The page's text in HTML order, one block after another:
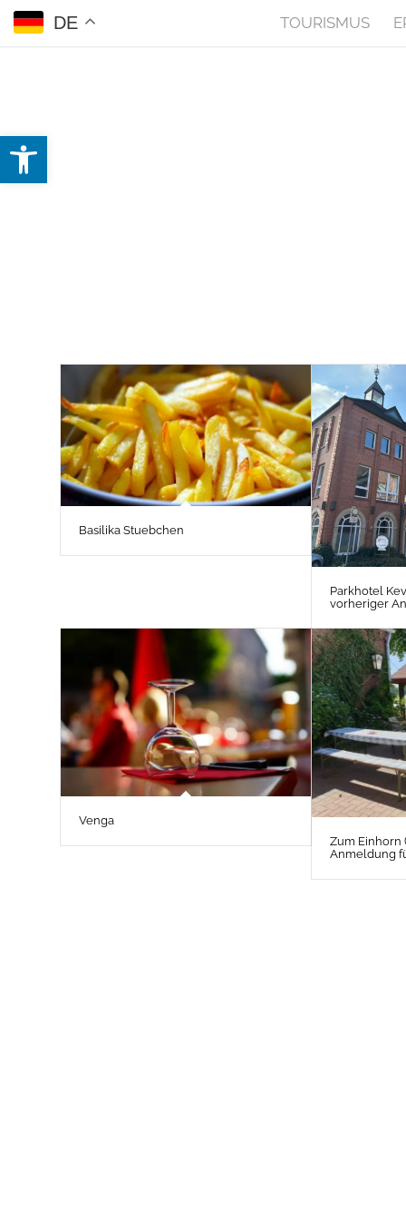
Open toolbar
TOURISMUS
Basilika Stuebchen
Parkhotel
vorheriger
Venga
Zum Einhorn
Anmeldung
DE